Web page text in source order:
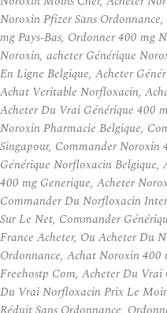
Noroxin Pfizer Sans
mg Pays-Bas, Ordonner 400 mg
Noroxin, acheter Générique
En Ligne Belgique, Acheter
Achat Veritable Norfloxacin,
Acheter Du Vrai Générique 400
Noroxin Pharmacie Belgique,
Singapour, Commander Noroxin
Générique Norfloxacin
400 mg Generique, Acheter
Commander Du Norfloxacin
Sur Le Net, Commander
France Acheter, Ou Acheter Du
Ordonnance, Achat Noroxin
Freehostp Com, Acheter Du
Du Vrai Norfloxacin Prix Le